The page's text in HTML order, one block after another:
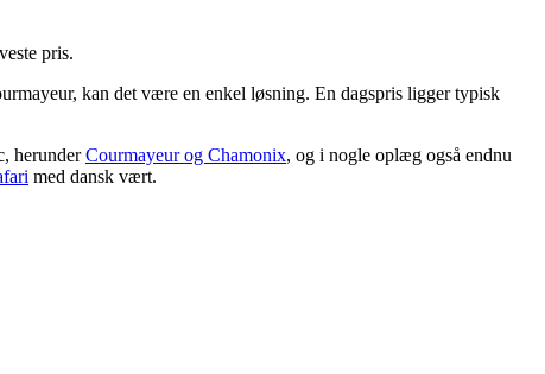
pris.
kan det være en enkel løsning. En dagspris ligger typisk
herunderCourmayeur og Chamonix, og i nogle oplæg også endnu
med dansk vært.